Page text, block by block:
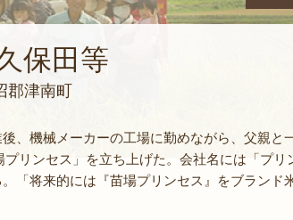
保田等
郡津南町
、機械メーカーの工場に勤めながら、父親と
リンセス」を立ち上げた。会社名には「プリ
「将来的には『苗場プリンセス』をブランド